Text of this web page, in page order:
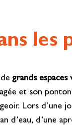
les
grands
et son
Lors d’une
d’eau, d’une